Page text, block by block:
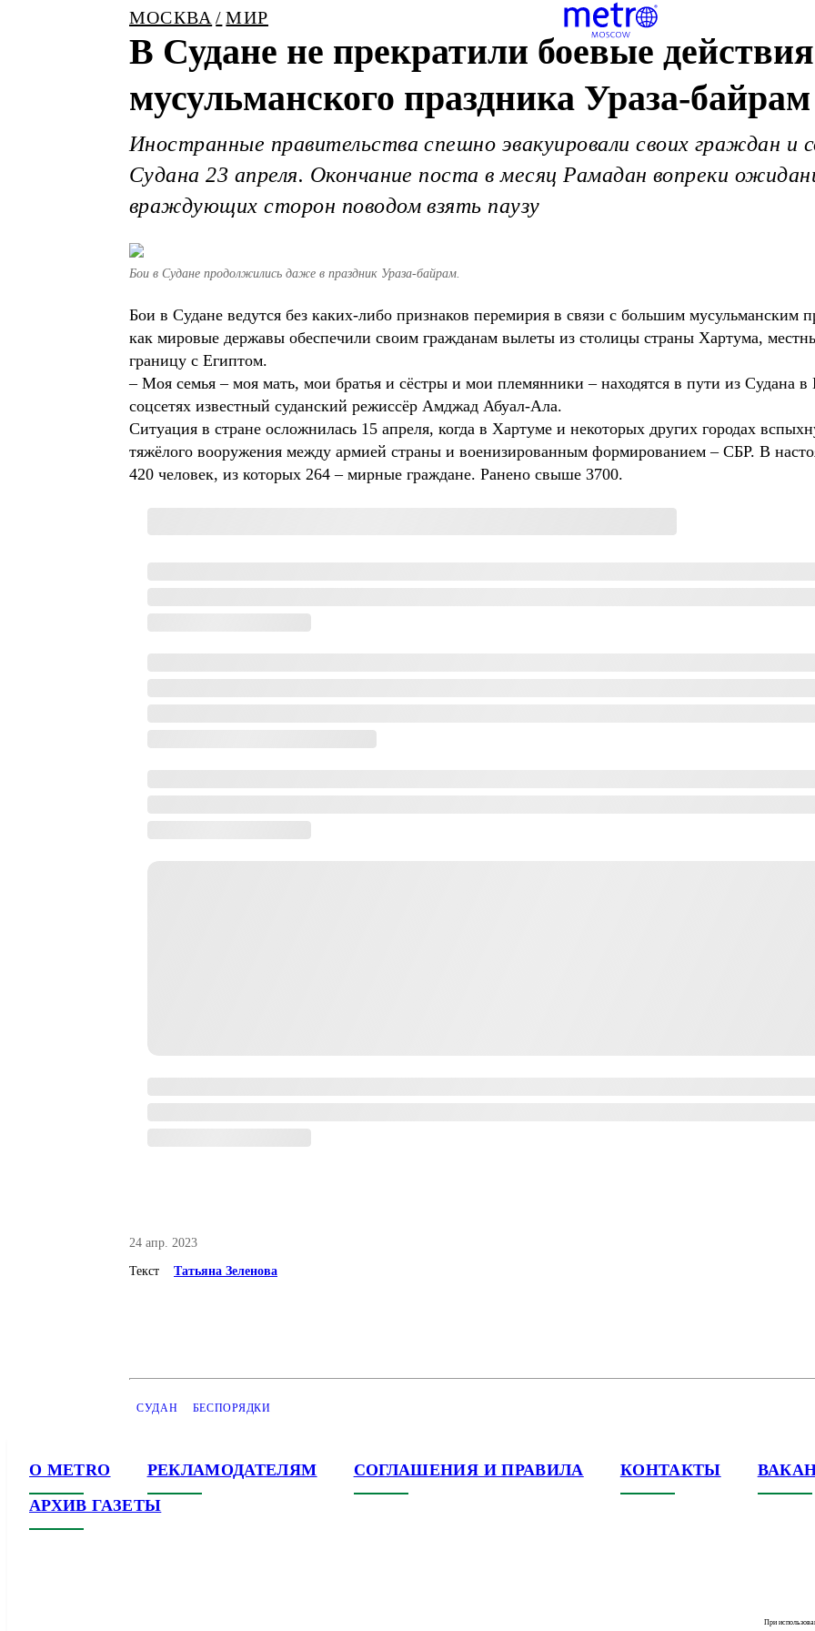
МОСКВА МИР
В Судане не прекратили боевые
мусульманского праздника Ураза-байрам
Иностранные правительства спешно эвакуировали своих граждан и
Судана 23 апреля. Окончание поста в месяц Рамадан вопреки
враждующих сторон поводом взять паузу
Бои в Судане продолжились даже в праздник Ураза-байрам.
Бои в Судане ведутся без каких-либо признаков перемирия в связи с большим мусульманским
как мировые державы обеспечили своим гражданам вылеты из столицы страны Хартума,
границу с Египтом.
– Моя семья – моя мать, мои братья и сёстры и мои племянники – находятся в пути из Судана
соцсетях известный суданский режиссёр Амджад Абуал-Ала.
Ситуация в стране осложнилась 15 апреля, когда в Хартуме и некоторых других городах
тяжёлого вооружения между армией страны и военизированным формированием – СБР. В
420 человек, из которых 264 – мирные граждане. Ранено свыше 3700.
24 апр. 2023
Текст Татьяна Зеленова
СУДАН БЕСПОРЯДКИ
О METRO РЕКЛАМОДАТЕЛЯМ СОГЛАШЕНИЯ И ПРАВИЛА КОНТАКТЫ
АРХИВ ГАЗЕТЫ
При